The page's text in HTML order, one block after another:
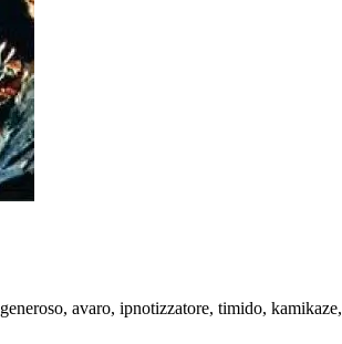
avaro, ipnotizzatore, timido,